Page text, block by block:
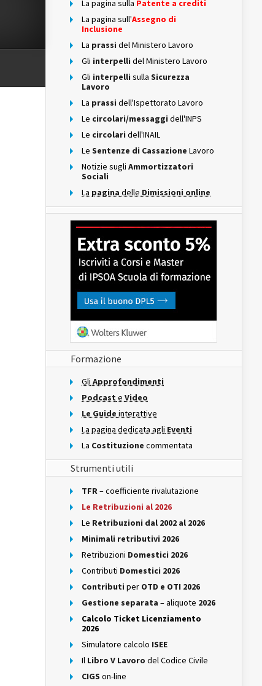
La pagina sulla Patente a crediti
La pagina sull'Assegno di
Inclusione
La prassi del Ministero Lavoro
Gli interpelli del Ministero Lavoro
Gli interpelli sulla Sicurezza
Lavoro
La prassi dell'Ispettorato Lavoro
Le circolari/messaggi dell'INPS
Le circolari dell'INAIL
Le Sentenze di Cassazione Lavoro
Notizie sugli Ammortizzatori
Sociali
La pagina delle Dimissioni online
Formazione
Gli Approfondimenti
Podcast e Video
Le Guide interattive
La pagina dedicata agli Eventi
La Costituzione commentata
Strumenti utili
TFR– coefficiente rivalutazione
Le Retribuzioni al 2026
Le Retribuzioni dal 2002 al 2026
Minimali retributivi 2026
Retribuzioni Domestici 2026
Contributi Domestici 2026
Contributi per OTD e OTI 2026
Gestione separata – aliquote 2026
Calcolo Ticket Licenziamento
2026
Simulatore calcolo ISEE
Il Libro V Lavoro del Codice Civile
CIGS on-line